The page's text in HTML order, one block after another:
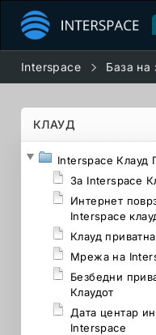
Interspace База на
КЛАУД
Interspace Клауд
За Interspace
Интернет
Interspace
Клауд
Мрежа на
Безбедни
Клаудот
Дата центар
Interspace